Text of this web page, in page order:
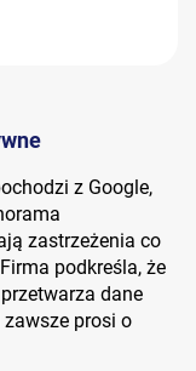
z Google,
zastrzeżenia co
podkreśla, że
dane
prosi o